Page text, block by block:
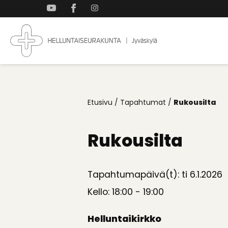
ylös
Jyväskylän
Koti
Etusivu / Tapahtumat / Rukousilta
Rukousilta
Tapahtumapäivä(t): ti 6.1.2026
Kello: 18:00 - 19:00
Helluntaikirkko